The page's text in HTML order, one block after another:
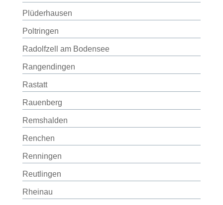
Plüderhausen
Poltringen
Radolfzell am Bodensee
Rangendingen
Rastatt
Rauenberg
Remshalden
Renchen
Renningen
Reutlingen
Rheinau